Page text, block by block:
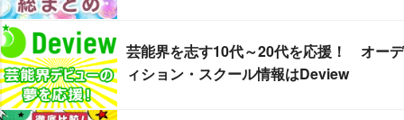
芸能界を志す10代～20代を応援！ オーデ
ィション・スクール情報はDeview